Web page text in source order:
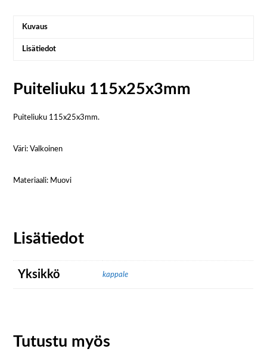
Kuvaus
Lisätiedot
Puiteliuku 115x25x3mm
Puiteliuku 115x25x3mm.
Väri: Valkoinen
Materiaali: Muovi
Lisätiedot
Yksikkö kappale
Tutustu myös